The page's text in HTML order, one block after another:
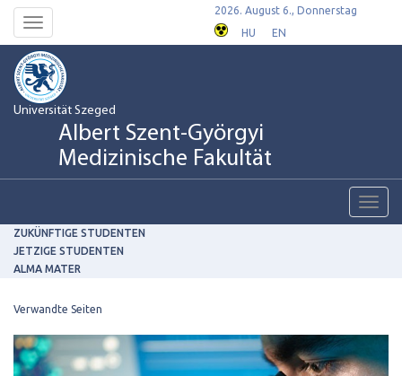
Toggle
navigation
2026. August 6., Donnerstag
HU
EN
Universität Szeged
Albert Szent-Györgyi
Medizinische Fakultät
ZUKÜNFTIGE STUDENTEN
JETZIGE STUDENTEN
ALMA MATER
Verwandte Seiten